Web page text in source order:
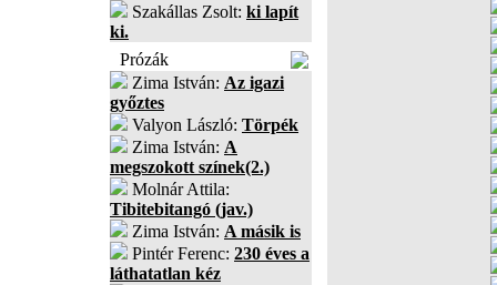
Szakállas Zsolt: ki lapít
ki.
Prózák
Zima István: Az igazi
győztes
Valyon László: Törpék
Zima István: A
megszokott színek(2.)
Molnár Attila:
Tibitebitangó (jav.)
Zima István: A másik is
Pintér Ferenc: 230 éves a
láthatatlan kéz